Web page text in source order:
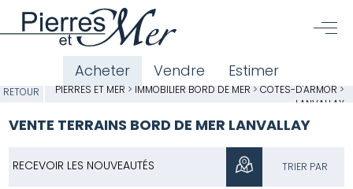
Acheter Vendre Estimer
RETOUR PIERRES ET MER > IMMOBILIER BORD DE MER > CÔTES-D'ARMOR >
LANVALLAY
VENTE TERRAINS BORD DE MER LANVALLAY
TRIER PAR
RECEVOIR LES NOUVEAUTÉS